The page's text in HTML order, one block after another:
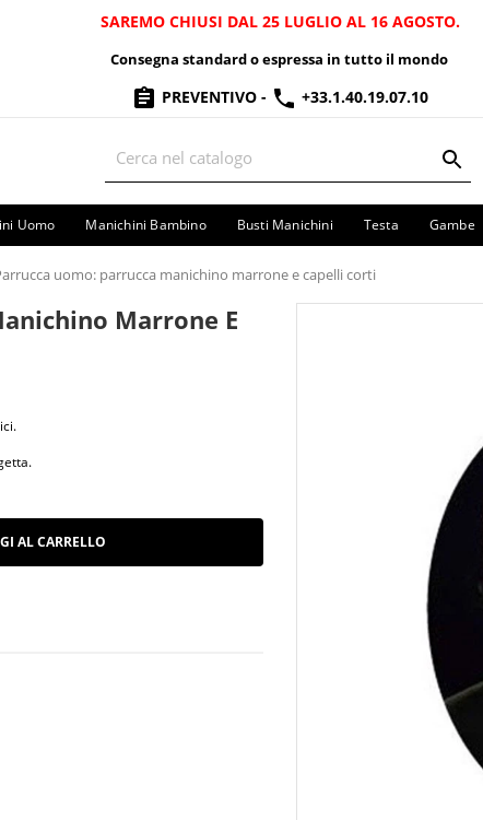
SAREMO CHIUSI DAL 25 LUGLIO AL 16 AGOSTO.
Consegna standard o espressa in tutto il mondo
PREVENTIVO - +33.1.40.19.07.10
Uomo Manichini Bambino Busti Manichini Testa Gambe
uomo: parrucca manichino marrone e capelli corti
Marrone E
AL CARRELLO